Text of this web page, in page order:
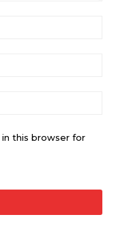
in this browser for